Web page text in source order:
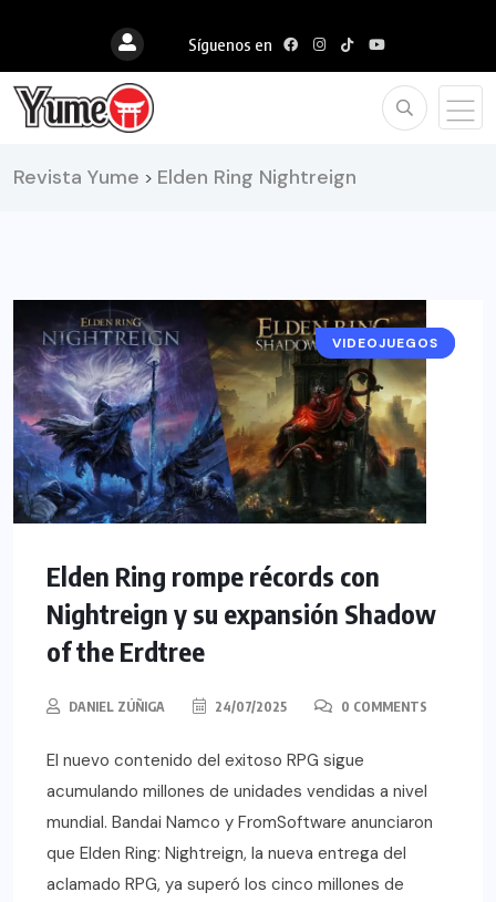
Síguenos en
Revista Yume > Elden Ring Nightreign
NOTICIAS
VIDEOJUEGOS
Elden Ring rompe récords con
Nightreign y su expansión Shadow
of the Erdtree
DANIEL ZÚÑIGA 24/07/2025 0 COMMENTS
El nuevo contenido del exitoso RPG sigue
acumulando millones de unidades vendidas a nivel
mundial. Bandai Namco y FromSoftware anunciaron
que Elden Ring: Nightreign, la nueva entrega del
aclamado RPG, ya superó los cinco millones de